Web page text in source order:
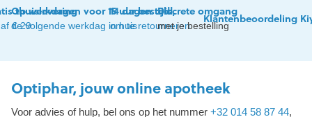
thuislevering
€ 29
Op werkdagen voor 15 uur besteld,
de volgende werkdag in huis
14 dagen tijd
om te retourneren
Discrete omgang
met je bestelling
Klantenbeoordeling
Optiphar, jouw online apotheek
Voor advies of hulp, bel ons op het nummer +32 014 58 87 44,